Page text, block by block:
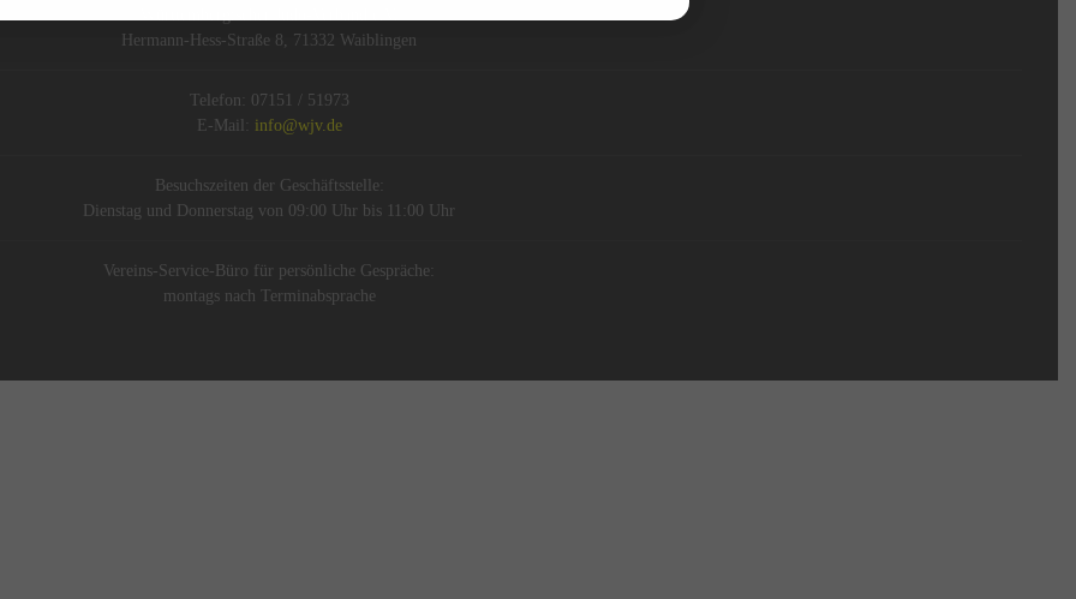
Hermann-Hess-Straße 8, 71332 Waiblingen
Telefon: 07151 / 51973
E-Mail: info@wjv.de
Besuchszeiten der Geschäftsstelle:
Dienstag und Donnerstag von 09:00 Uhr bis 11:00 Uhr
Vereins-Service-Büro für persönliche Gespräche:
montags nach Terminabsprache